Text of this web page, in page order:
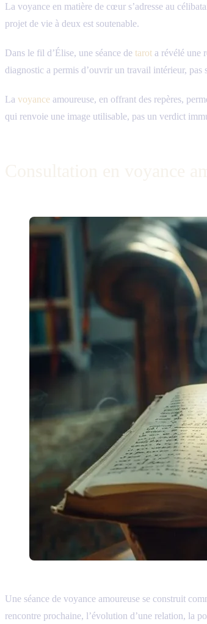
La voyance en matière de cœur s’adresse au
projet de vie à deux est soutenable.
Dans le fil d’Élise, une séance de tarot a révélé une
diagnostic a permis d’ouvrir un travail intérieur, pas
La voyance amoureuse, en offrant des repères,
qui renvoie une image utilisable, pas un verdict
Une séance de voyance amoureuse se construit
rencontre prochaine, l’évolution d’une relation, la